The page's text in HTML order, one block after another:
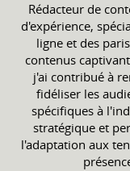
Rédacteur de
d'expérience,
ligne et des
contenus
j'ai contribué à
fidéliser les
spécifiques à
stratégique et
l'adaptation aux